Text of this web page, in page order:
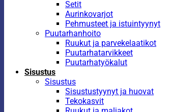
Setit
Aurinkovarjot
Pehmusteet ja istuintyynyt
Puutarhanhoito
Ruukut ja parvekelaatikot
Puutarhatarvikkeet
Puutarhatyökalut
Sisustus
Sisustus
Sisustustyynyt ja huovat
Tekokasvit